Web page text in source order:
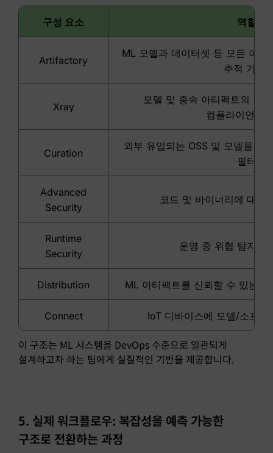
구성 요소 역할
Artifactory
ML 모델과 데이터셋 등 모든 아티
추적 가능)
Xray
모델 및 종속 아티팩트의 보
컴플라이언스
Curation
외부 유입되는 OSS 및 모델을 선
필터
Advanced
Security
코드 및 바이너리에 대한
Runtime
Security
운영 중 위협 탐지 및
Distribution ML 아티팩트를 신뢰할 수 있는
Connect IoT 디바이스에 모델/소프트
이 구조는 ML 시스템을 DevOps 수준으로 일관되게
설계하고자 하는 팀에게 실질적인 기반을 제공합니다.
5. 실제 워크플로우: 복잡성을 예측 가능한
구조로 전환하는 과정